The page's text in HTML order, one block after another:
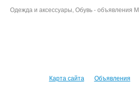
Одежда и аксессуары, Обувь - объявления
Карта сайта Объявления